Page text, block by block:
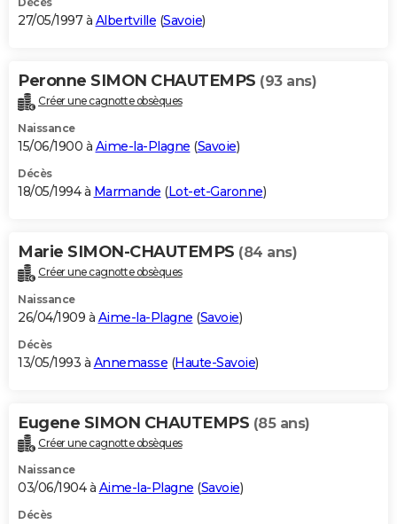
27/05/1997 à Albertville (Savoie)
Peronne SIMON CHAUTEMPS (93 ans)
Créer une cagnotte obsèques
Naissance
15/06/1900 à Aime-la-Plagne (Savoie)
Décès
18/05/1994 à Marmande (Lot-et-Garonne)
Marie SIMON-CHAUTEMPS (84 ans)
Créer une cagnotte obsèques
Naissance
26/04/1909 à Aime-la-Plagne (Savoie)
Décès
13/05/1993 à Annemasse (Haute-Savoie)
Eugene SIMON CHAUTEMPS (85 ans)
Créer une cagnotte obsèques
Naissance
03/06/1904 à Aime-la-Plagne (Savoie)
Décès